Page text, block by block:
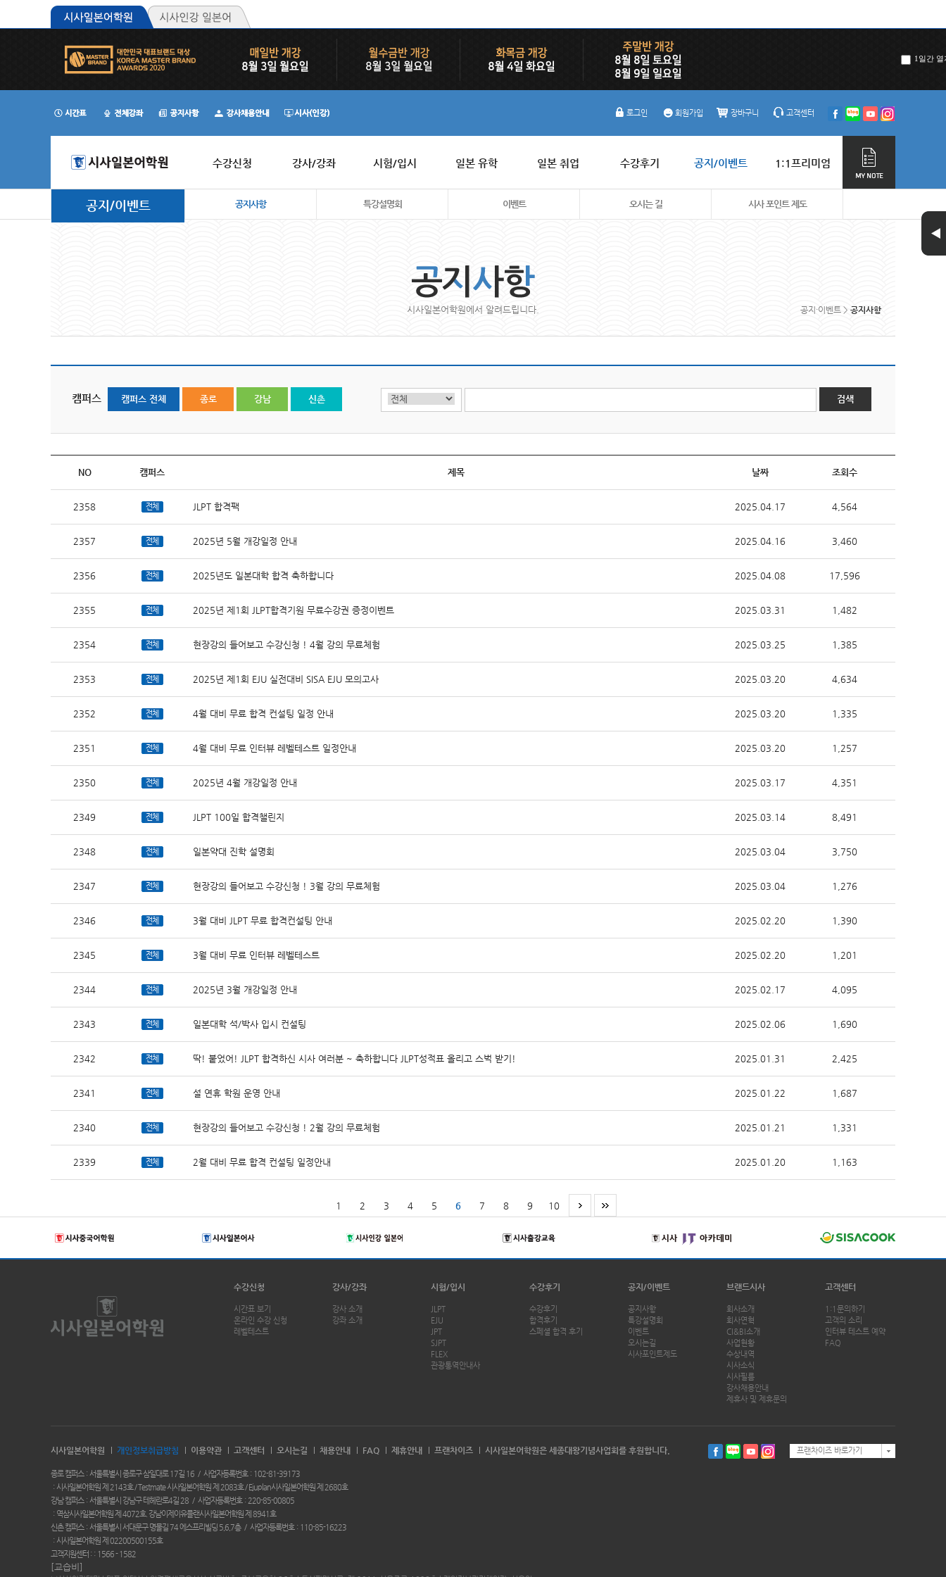
1일간 열
로그인 회원가입 장바구니 고객센터
수강신청 강사/강좌 시험/입시 일본 유학 일본 취업 수강후기 공지/이벤트 1:1프리미엄
공지/이벤트 공지사항 특강설명회 이벤트 오시는 길 시사 포인트 제도
시사일본어학원에서 알려드립니다. 공지·이벤트 > 공지사항
캠퍼스 캠퍼스 전체 종로 강남 신촌 검색
NO 캠퍼스 제목 날짜 조회수
2358 전체 JLPT 합격팩 2025.04.17 4,564
2357 전체 2025년 5월 개강일정 안내 2025.04.16 3,460
2356 전체 2025년도 일본대학 합격 축하합니다 2025.04.08 17,596
2355 전체 2025년 제1회 JLPT합격기원 무료수강권 증정이벤트 2025.03.31 1,482
2354 전체 현장강의 들어보고 수강신청 ! 4월 강의 무료체험 2025.03.25 1,385
2353 전체 2025년 제1회 EJU 실전대비 SISA EJU 모의고사 2025.03.20 4,634
2352 전체 4월 대비 무료 합격 컨설팅 일정 안내 2025.03.20 1,335
2351 전체 4월 대비 무료 인터뷰 레벨테스트 일정안내 2025.03.20 1,257
2350 전체 2025년 4월 개강일정 안내 2025.03.17 4,351
2349 전체 JLPT 100일 합격챌린지 2025.03.14 8,491
2348 전체 일본약대 진학 설명회 2025.03.04 3,750
2347 전체 현장강의 들어보고 수강신청 ! 3월 강의 무료체험 2025.03.04 1,276
2346 전체 3월 대비 JLPT 무료 합격컨설팅 안내 2025.02.20 1,390
2345 전체 3월 대비 무료 인터뷰 레벨테스트 2025.02.20 1,201
2344 전체 2025년 3월 개강일정 안내 2025.02.17 4,095
2343 전체 일본대학 석/박사 입시 컨설팅 2025.02.06 1,690
2342 전체 딱! 붙었어! JLPT 합격하신 시사 여러분 ~ 축하합니다 JLPT성적표 올리고 스벅 받기! 2025.01.31 2,425
2341 전체 설 연휴 학원 운영 안내 2025.01.22 1,687
2340 전체 현장강의 들어보고 수강신청 ! 2월 강의 무료체험 2025.01.21 1,331
2339 전체 2월 대비 무료 합격 컨설팅 일정안내 2025.01.20 1,163
1 2 3 4 5 6 7 8 9 10
수강신청
시간표 보기
온라인 수강 신청
레벨테스트
강사/강좌
강사 소개
강좌 소개
시험/입시
JLPT
EJU
JPT
SJPT
FLEX
관광통역안내사
수강후기
수강후기
합격후기
스페셜 합격 후기
공지/이벤트
공지사항
특강설명회
이벤트
오시는길
시사포인트제도
브랜드시사
회사소개
회사연혁
CI&BI소개
사업현황
수상내역
시사소식
시사필름
강사채용안내
제휴사 및 제휴문의
고객센터
1:1문의하기
고객의 소리
인터뷰 테스트 예약
FAQ
시사일본어학원 개인정보취급방침 이용약관 고객센터 오시는길 채용안내 FAQ 제휴안내 프랜차이즈 시사일본어학원은 세종대왕기념사업회를 후원합니다.
종로 캠퍼스 서울특별시 종로구 삼일대로 17길 16 사업자등록번호
102-81-39173
시사일본어학원 제 2143호 / Testmate 시사일본어학원 제 2083호 / Ejuplan시사일본어학원 제 2680호
강남 캠퍼스
서울특별시 강남구 테헤란로4길 28 사업자등록번호
220-85-00805
역삼시사일본어학원 제 4072호. 강남이제이유플랜시사일본어학원 제 8941호
신촌 캠퍼스
서울특별시 서대문구 명물길 74 에스프리빌딩 5,6,7층 사업자등록번호
110-85-16223
시사일본어학원 제 02200500155호
고객지원센터 :
1566 - 1582
[교습비]
프랜차이즈 바로가기